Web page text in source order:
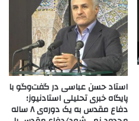
استاد حسن عباسی در گفت‌وگو با
پایگاه خبری تحلیلی استادنیوز؛
دفاع مقدس به یک دوره‌ی ۸ ساله